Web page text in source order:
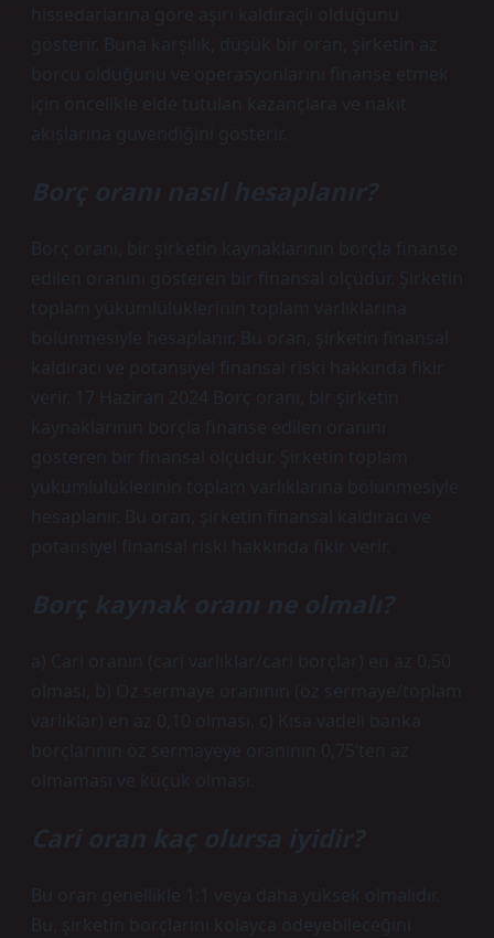
hissedarlarına göre aşırı kaldıraçlı olduğunu
gösterir. Buna karşılık, düşük bir oran, şirketin az
borcu olduğunu ve operasyonlarını finanse etmek
için öncelikle elde tutulan kazançlara ve nakit
akışlarına güvendiğini gösterir.
Borç oranı nasıl hesaplanır?
Borç oranı, bir şirketin kaynaklarının borçla finanse
edilen oranını gösteren bir finansal ölçüdür. Şirketin
toplam yükümlülüklerinin toplam varlıklarına
bölünmesiyle hesaplanır. Bu oran, şirketin finansal
kaldıracı ve potansiyel finansal riski hakkında fikir
verir. 17 Haziran 2024 Borç oranı, bir şirketin
kaynaklarının borçla finanse edilen oranını
gösteren bir finansal ölçüdür. Şirketin toplam
yükümlülüklerinin toplam varlıklarına bölünmesiyle
hesaplanır. Bu oran, şirketin finansal kaldıracı ve
potansiyel finansal riski hakkında fikir verir.
Borç kaynak oranı ne olmalı?
a) Cari oranın (cari varlıklar/cari borçlar) en az 0,50
olması, b) Öz sermaye oranının (öz sermaye/toplam
varlıklar) en az 0,10 olması, c) Kısa vadeli banka
borçlarının öz sermayeye oranının 0,75’ten az
olmaması ve küçük olması.
Cari oran kaç olursa iyidir?
Bu oran genellikle 1:1 veya daha yüksek olmalıdır.
Bu, şirketin borçlarını kolayca ödeyebileceğini